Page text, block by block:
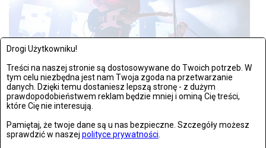
Drogi Użytkowniku!
Treści na naszej stronie są dostosowywane do Twoich potrzeb. W
tym celu niezbędna jest nam Twoja zgoda na przetwarzanie
danych. Dzięki temu dostaniesz lepszą stronę - z dużym
prawdopodobieństwem reklam będzie mniej i ominą Cię treści,
które Cię nie interesują.
Pamiętaj, że twoje dane są u nas bezpieczne. Szczegóły możesz
sprawdzić w naszej polityce prywatności
CZWARTEK, 30 MARCA 2023, 12:22
Warszawa: Myslovitz zagrał w Warszawie